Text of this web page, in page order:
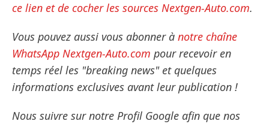
ce lien et de cocher les sources Nextgen-Auto.com.
Vous pouvez aussi vous abonner à notre chaîne
WhatsApp Nextgen-Auto.com pour recevoir en
temps réel les "breaking news" et quelques
informations exclusives avant leur publication !
Nous suivre sur notre Profil Google afin que nos